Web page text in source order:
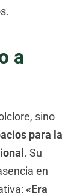
a
sino
para la
. Su
en
«Era